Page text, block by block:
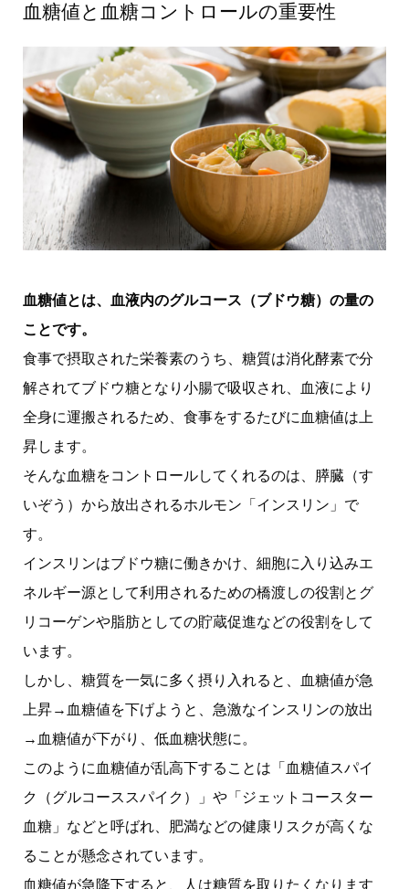
血糖値と血糖コントロールの重要性
血糖値とは、血液内のグルコース（ブドウ糖）の量の
ことです。
食事で摂取された栄養素のうち、糖質は消化酵素で分
解されてブドウ糖となり小腸で吸収され、血液により
全身に運搬されるため、食事をするたびに血糖値は上
昇します。
そんな血糖をコントロールしてくれるのは、膵臓（す
いぞう）から放出されるホルモン「インスリン」で
す。
インスリンはブドウ糖に働きかけ、細胞に入り込みエ
ネルギー源として利用されるための橋渡しの役割とグ
リコーゲンや脂肪としての貯蔵促進などの役割をして
います。
しかし、糖質を一気に多く摂り入れると、血糖値が急
上昇→血糖値を下げようと、急激なインスリンの放出
→血糖値が下がり、低血糖状態に。
このように血糖値が乱高下することは「血糖値スパイ
ク（グルコーススパイク）」や「ジェットコースター
血糖」などと呼ばれ、肥満などの健康リスクが高くな
ることが懸念されています。
血糖値が急降下すると、人は糖質を取りたくなります